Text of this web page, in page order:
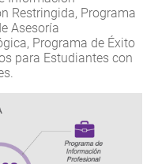
Restringida, Programa
Asesoría
Programa de Éxito
para Estudiantes con